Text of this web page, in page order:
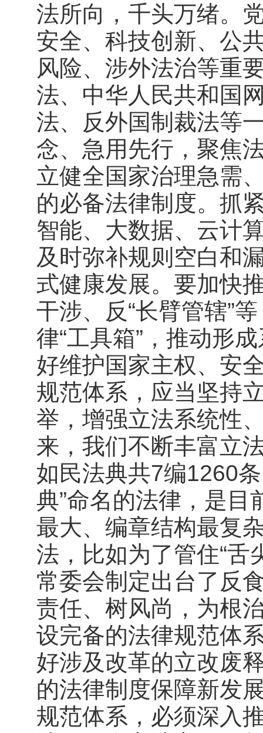
法所向，千头万绪。
安全、科技创新、公
风险、涉外法治等重
法、中华人民共和国
法、反外国制裁法等
念、急用先行，聚焦
立健全国家治理急需
的必备法律制度。抓
智能、大数据、云计
及时弥补规则空白和
式健康发展。要加快
干涉、反“长臂管辖”
律“工具箱”，推动形
好维护国家主权、安
规范体系，应当坚持
举，增强立法系统性
来，我们不断丰富立
如民法典共7编1260
典”命名的法律，是
最大、编章结构最复
法，比如为了管住“舌
常委会制定出台了反
责任、树风尚，为根
设完备的法律规范体
好涉及改革的立改废
的法律制度保障新发
规范体系，必须深入